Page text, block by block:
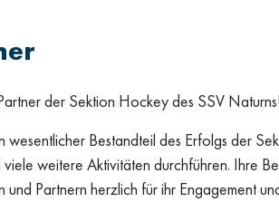
der Sektion Hockey des SSV Naturns!
wesentlicher Bestandteil des Erfolgs der
weitere Aktivitäten durchführen. Ihre
Partnern herzlich für ihr Engagement